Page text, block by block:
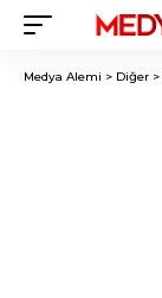
Medya Alemi > Diğer >